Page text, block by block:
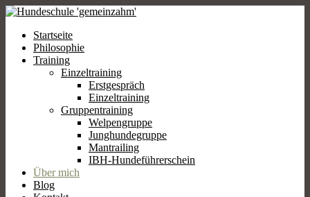
Startseite
Philosophie
Training
Einzeltraining
Erstgespräch
Einzeltraining
Gruppentraining
Welpengruppe
Junghundegruppe
Mantrailing
IBH-Hundeführerschein
Über mich
Blog